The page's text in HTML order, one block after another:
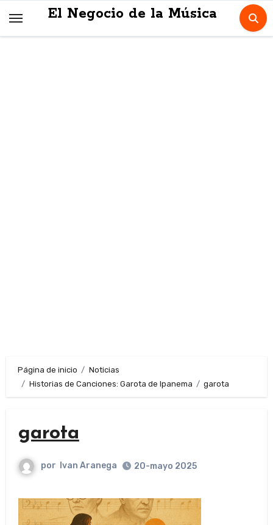
El Negocio de la Música
Página de inicio
Noticias
Historias de Canciones: Garota de Ipanema
garota
garota
por Ivan Aranega 20-mayo 2025